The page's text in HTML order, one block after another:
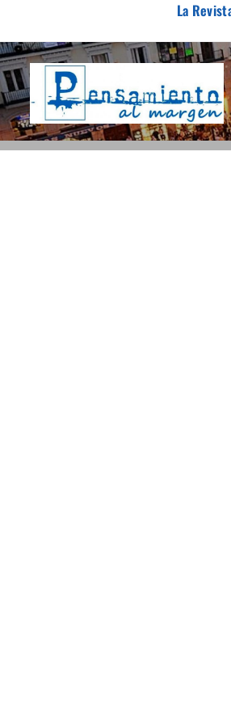
contenido
Revista de investigación
La